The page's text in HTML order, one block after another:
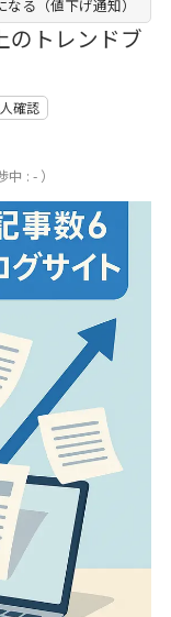
のトレンドブ
なる（値下げ通知）
確認
: - ）